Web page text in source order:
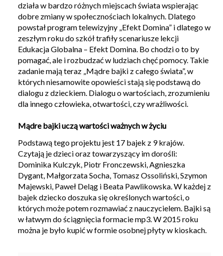
działa w bardzo różnych miejscach świata wspierając
dobre zmiany w społecznościach lokalnych. Dlatego
powstał program telewizyjny „Efekt Domina” i dlatego w
zeszłym roku do szkół trafiły scenariusze lekcji
Edukacja Globalna – Efekt Domina. Bo chodzi o to by
pomagać, ale i rozbudzać w ludziach chęć pomocy. Takie
zadanie mają teraz „Mądre bajki z całego świata”, w
których niesamowite opowieści stają się podstawą do
dialogu z dzieckiem. Dialogu o wartościach, zrozumieniu
dla innego człowieka, otwartości, czy wrażliwości.
Mądre bajki uczą wartości ważnych w życiu
Podstawą tego projektu jest 17 bajek z 9 krajów.
Czytają je dzieci oraz towarzyszący im dorośli:
Dominika Kulczyk, Piotr Fronczewski, Agnieszka
Dygant, Małgorzata Socha, Tomasz Ossoliński, Szymon
Majewski, Paweł Deląg i Beata Pawlikowska. W każdej z
bajek dziecko doszuka się określonych wartości, o
których może potem rozmawiać z nauczycielem. Bajki są
w łatwym do ściągnięcia formacie mp3. W 2015 roku
można je było kupić w formie osobnej płyty w kioskach.